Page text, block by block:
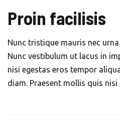
Proin facilisis
Nunc tristique mauris nec
Nunc vestibulum ut lacus in
nisi egestas eros tempor
diam. Praesent mollis quis